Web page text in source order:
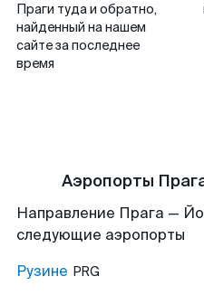
Праги туда и обратно,
найденный на нашем
сайте за последнее
время
Аэропорты
Направление Прага —
следующие аэропорты
Рузине PRG